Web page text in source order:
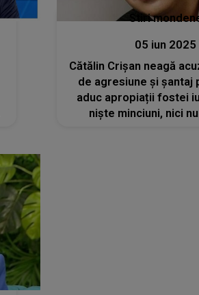
Stiri
05 iun 2025
Cătălin Crișan neagă
de agresiune și șantaj
aduc apropiații fostei
niște minciuni, nici